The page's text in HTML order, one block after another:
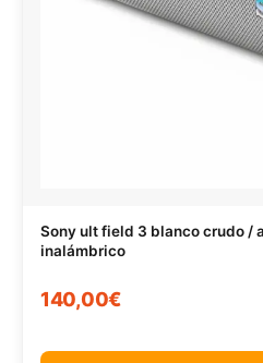
Sony ult field 3 blanco crudo /
inalámbrico
140,00€